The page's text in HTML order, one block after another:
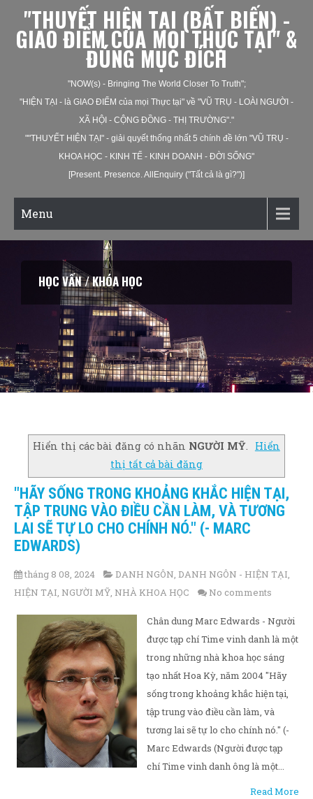
"THUYẾT HIỆN TẠI (BẤT BIẾN) -
GIAO ĐIỂM CỦA MỌI THỰC TẠI" &
ĐÚNG MỤC ĐÍCH
"NOW(s) - Bringing The World Closer To Truth";
"HIỆN TẠI - là GIAO ĐIỂM của mọi Thực tại" về "VŨ TRỤ - LOÀI NGƯỜI -
XÃ HỘI - CỘNG ĐỒNG - THỊ TRƯỜNG"."
""THUYẾT HIỆN TẠI" - giải quyết thống nhất 5 chính đề lớn "VŨ TRỤ -
KHOA HỌC - KINH TẾ - KINH DOANH - ĐỜI SỐNG"
[Present. Presence. AllEnquiry ("Tất cả là gì?")]
Menu
HỌC VẤN / KHÓA HỌC
Hiển thị các bài đăng có nhãn NGƯỜI MỸ.
Hiển
thị tất cả bài đăng
"HÃY SỐNG TRONG KHOẢNG KHẮC HIỆN TẠI,
TẬP TRUNG VÀO ĐIỀU CẦN LÀM, VÀ TƯƠNG
LAI SẼ TỰ LO CHO CHÍNH NÓ." (- MARC
EDWARDS)
tháng 8 08, 2024 DANH NGÔN, DANH NGÔN - HIỆN TẠI,
HIỆN TẠI, NGƯỜI MỸ, NHÀ KHOA HỌC No comments
Chân dung Marc Edwards - Người
được tạp chí Time vinh danh là một
trong những nhà khoa học sáng
tạo nhất Hoa Kỳ, năm 2004 "Hãy
sống trong khoảng khắc hiện tại,
tập trung vào điều cần làm, và
tương lai sẽ tự lo cho chính nó." (-
Marc Edwards (Người được tạp
chí Time vinh danh ông là một...
Read More